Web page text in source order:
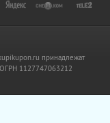
принадлежат
1127747063212